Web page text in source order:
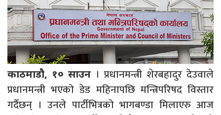
काठमाडौ, १० साउन । प्रधानमन्त्री शेरबहादुर देउवाले
प्रधानमन्त्री भएको डेड महिनापछि मन्त्रिपरिषद विस्तार
गर्दैछन् । उनले पार्टीभित्रको भागबण्डा मिलाएरु आज